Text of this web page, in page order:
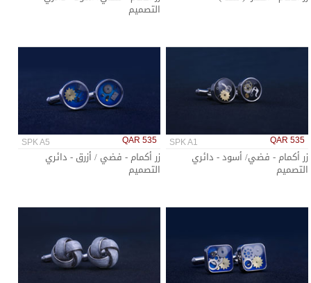
التصميم
SPK A1 QAR 535
زر أكمام - فضي/ أسود - دائري
التصميم
SPK A5 QAR 535
زر أكمام - فضي / أزرق - دائري
التصميم